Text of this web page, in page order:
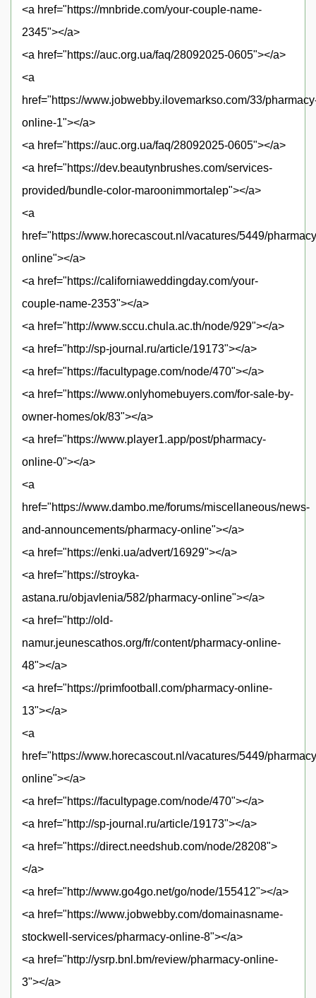
<a href="https://mnbride.com/your-couple-name-
2345"></a>
<a href="https://auc.org.ua/faq/28092025-0605"></a>
<a
href="https://www.jobwebby.ilovemarkso.com/33/
online-1"></a>
<a href="https://auc.org.ua/faq/28092025-0605"></a>
<a href="https://dev.beautynbrushes.com/services-
provided/bundle-color-maroonimmortalep"></a>
<a
href="https://www.horecascout.nl/vacatures/5449/
online"></a>
<a href="https://californiaweddingday.com/your-
couple-name-2353"></a>
<a href="http://www.sccu.chula.ac.th/node/929"></a>
<a href="http://sp-journal.ru/article/19173"></a>
<a href="https://facultypage.com/node/470"></a>
<a href="https://www.onlyhomebuyers.com/for-sale-by-
owner-homes/ok/83"></a>
<a href="https://www.player1.app/post/pharmacy-
online-0"></a>
<a
href="https://www.dambo.me/forums/miscellaneous/news-
and-announcements/pharmacy-online"></a>
<a href="https://enki.ua/advert/16929"></a>
<a href="https://stroyka-
astana.ru/objavlenia/582/pharmacy-online"></a>
<a href="http://old-
namur.jeunescathos.org/fr/content/pharmacy-online-
48"></a>
<a href="https://primfootball.com/pharmacy-online-
13"></a>
<a
href="https://www.horecascout.nl/vacatures/5449/
online"></a>
<a href="https://facultypage.com/node/470"></a>
<a href="http://sp-journal.ru/article/19173"></a>
<a href="https://direct.needshub.com/node/28208">
</a>
<a href="http://www.go4go.net/go/node/155412"></a>
<a href="https://www.jobwebby.com/domainasname-
stockwell-services/pharmacy-online-8"></a>
<a href="http://ysrp.bnl.bm/review/pharmacy-online-
3"></a>